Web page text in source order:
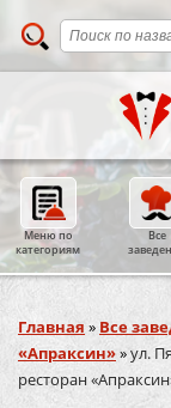
Меню по
категориям
Все
Вы здесь
Главная » Все
«Апраксин»»ул.
ресторан